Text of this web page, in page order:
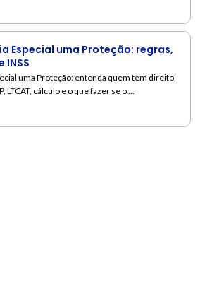
Especial uma Proteção: regras,
INSS
uma Proteção: entenda quem tem direito,
LTCAT, cálculo e o que fazer se o ...